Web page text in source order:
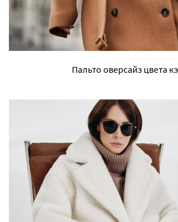
Пальто оверсайз цвета